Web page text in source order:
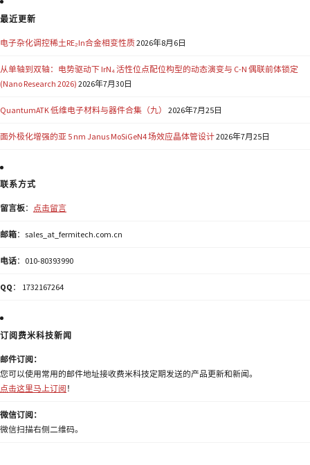
最近更新
电子杂化调控稀土RE₂In合金相变性质2026年8月6日
从单轴到双轴：电势驱动下 IrN₄ 活性位点配位构型的动态演变与 C-N 偶联前体锁定
(Nano Research 2026) 2026年7月30日
QuantumATK 低维电子材料与器件合集（九） 2026年7月25日
面外极化增强的亚 5 nm Janus MoSiGeN4 场效应晶体管设计2026年7月25日
联系方式
留言板： 点击留言
邮箱：sales_at_fermitech.com.cn
电话：010-80393990
QQ ： 1732167264
订阅费米科技新闻
邮件订阅：
您可以使用常用的邮件地址接收费米科技定期发送的产品更新和新闻。
点击这里马上订阅 ！
微信订阅：
微信扫描右侧二维码。